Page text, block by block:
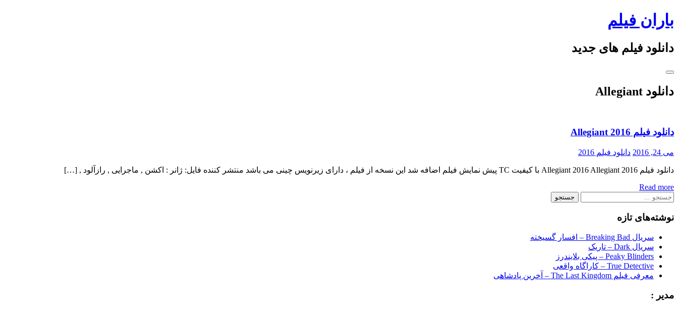
Skip
to
content
باران فیلم
دانلود فیلم های جدید
دانلود Allegiant
دانلود فیلم Allegiant 2016
می 24, 2016 دانلود فیلم 2016
دانلود فیلم Allegiant 2016 Allegiant 2016 با کیفیت TC پیش نمایش فیلم اضافه شد این نسخه از فیلم ، دارای زیرنویس چینی می باشد منتشر کننده فایل: ژانر : اکشن , ماجرایی , رازآلود , […]
Read more
جستجو
نوشته‌های تازه
سریال Breaking Bad – افسار گسیخته
سریال Dark – تاریک
Peaky Blinders – پیکی بلایندرز
True Detective – کاراگاه واقعی
معرفی فیلم The Last Kingdom – آخرین پادشاهی
مدیر :